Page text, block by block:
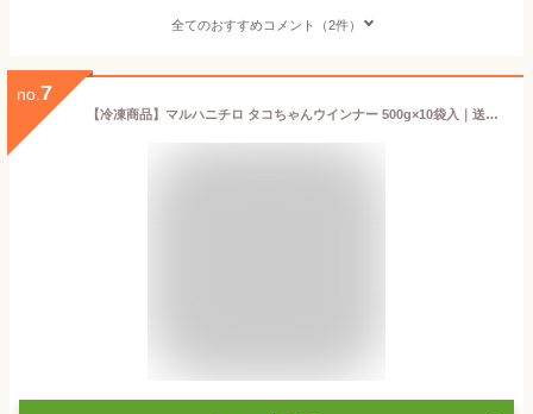
全てのおすすめコメント（2件）
no. 7
【冷凍商品】マルハニチロ タコちゃんウインナー 500g×10袋入｜送料無料 冷凍食品 送料無料 ウインナー おかず